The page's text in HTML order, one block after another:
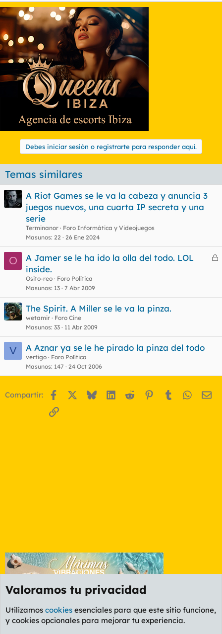
Debes iniciar sesión o registrarte para responder aquí.
Temas similares
A Riot Games se le va la cabeza y anuncia 3
juegos nuevos, una cuarta IP secreta y una
serie
Terminanor
Foro Informática y Videojuegos
Masunos 22 26 Ene 2024
O
C
a
A Jamer se le ha ido la olla del todo. LOL
inside.
Osito-reo
Foro Política
Masunos 13 7 Abr 2009
The Spirit. A Miller se le va la pinza.
wetamir
Foro Cine
Masunos 33 11 Abr 2009
V A Aznar ya se le he pirado la pinza del todo
vertigo
Foro Política
Masunos 147 24 Oct 2006
Compartir: Facebook BlueskyLinkedIn
Reddit Pinterest
Tumblr
Enlace
Foro Política
Valoramos tu privacidad
Utilizamos cookies esenciales para que este sitio funcione,
y cookies opcionales para mejorar tu experiencia.